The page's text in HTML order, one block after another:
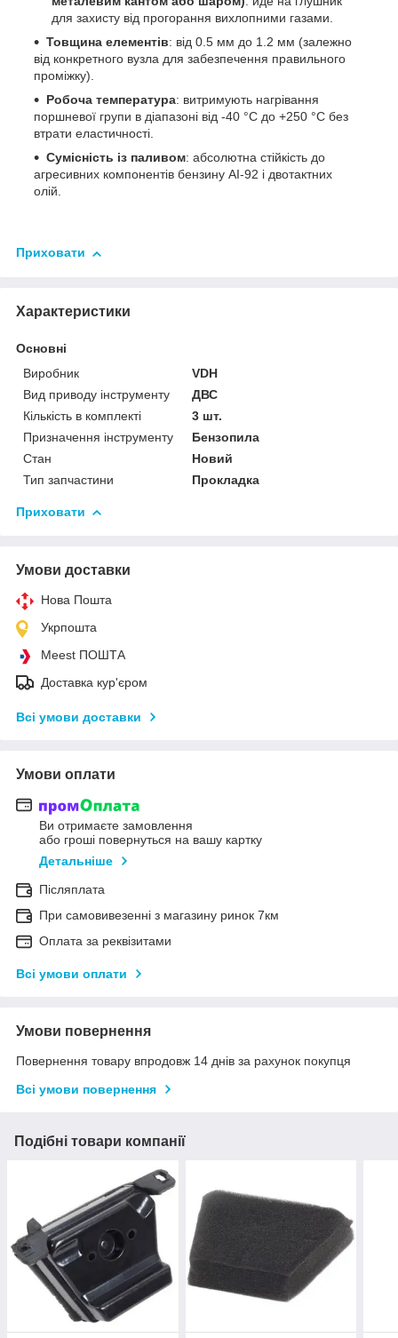
для захисту від прогорання вихлопними газами.
Товщина елементів: від 0.5 мм до 1.2 мм (залежно
від конкретного вузла для забезпечення правильного
проміжку).
Робоча температура: витримують нагрівання
поршневої групи в діапазоні від -40 °C до +250 °C без
втрати еластичності.
Сумісність із паливом: абсолютна стійкість до
агресивних компонентів бензину АІ-92 і двотактних
олій.
Приховати
Характеристики
Основні
Виробник
VDH
Вид приводу інструменту
ДВС
Кількість в комплекті
3 шт.
Призначення інструменту
Бензопила
Стан
Новий
Тип запчастини
Прокладка
Приховати
Умови доставки
Нова Пошта
Укрпошта
Meest ПОШТА
Доставка кур'єром
Всі умови доставки
Умови оплати
Ви отримаєте замовлення
або гроші повернуться на вашу картку
Детальніше
Післяплата
При самовивезенні з магазину ринок 7км
Оплата за реквізитами
Всі умови оплати
Умови повернення
Повернення товару впродовж 14 днів за рахунок покупця
Всі умови повернення
Подібні товари компанії